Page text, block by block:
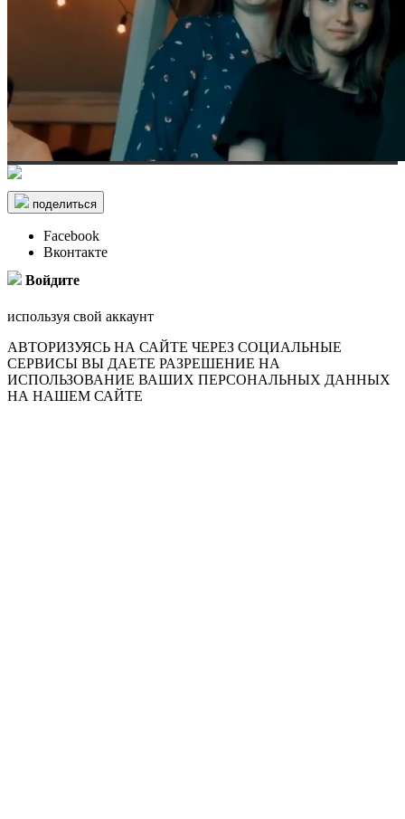
поделиться
Facebook
Вконтакте
Войдите
используя свой аккаунт
АВТОРИЗУЯСЬ НА САЙТЕ ЧЕРЕЗ СОЦИАЛЬНЫЕ
СЕРВИСЫ ВЫ ДАЕТЕ РАЗРЕШЕНИЕ НА
ИСПОЛЬЗОВАНИЕ ВАШИХ ПЕРСОНАЛЬНЫХ ДАННЫХ
НА НАШЕМ САЙТЕ